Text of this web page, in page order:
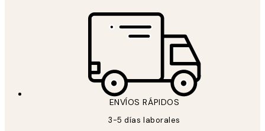
ENVÍOS RÁPIDOS
3-5 días laborales